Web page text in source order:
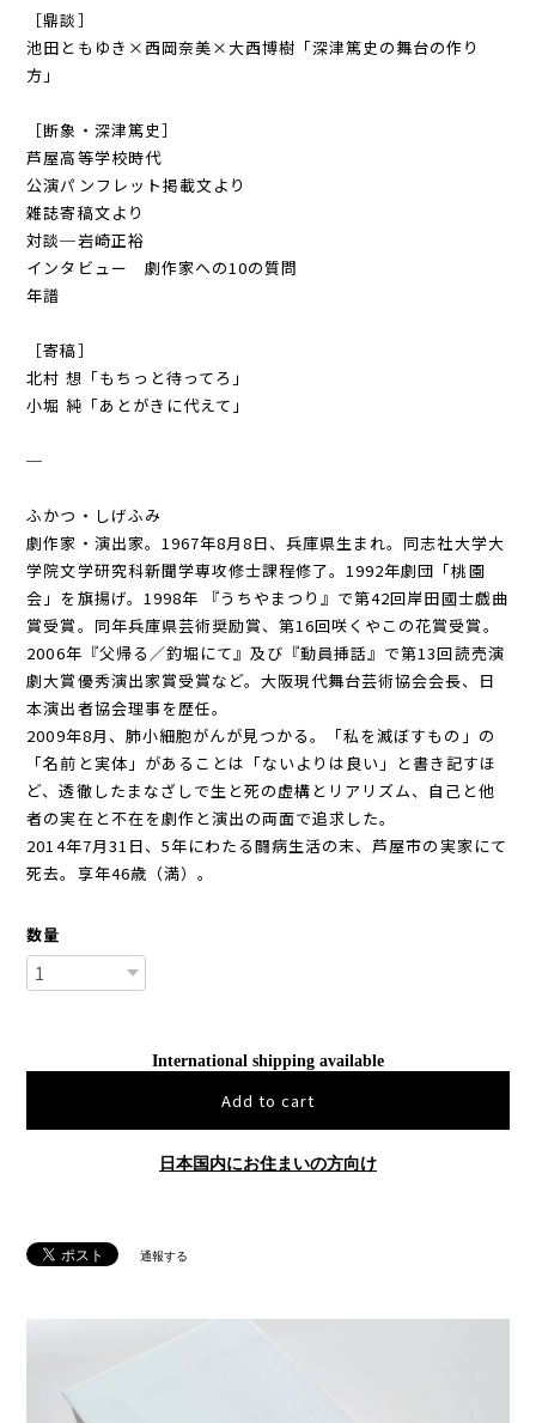
［鼎談］
池田ともゆき×西岡奈美×大西博樹「深津篤史の舞台の作り
方」
［断象・深津篤史］
芦屋高等学校時代
公演パンフレット掲載文より
雑誌寄稿文より
対談─岩崎正裕
インタビュー 劇作家への10の質問
年譜
［寄稿］
北村 想「もちっと待ってろ」
小堀 純「あとがきに代えて」
─
ふかつ・しげふみ
劇作家・演出家。1967年8月8日、兵庫県生まれ。同志社大学大
学院文学研究科新聞学専攻修士課程修了。1992年劇団「桃園
会」を旗揚げ。1998年 『うちやまつり』で第42回岸田國士戯曲
賞受賞。同年兵庫県芸術奨励賞、第16回咲くやこの花賞受賞。
2006年『父帰る／釣堀にて』及び『動員挿話』で第13回読売演
劇大賞優秀演出家賞受賞など。大阪現代舞台芸術協会会長、日
本演出者協会理事を歴任。
2009年8月、肺小細胞がんが見つかる。「私を滅ぼすもの」の
「名前と実体」があることは「ないよりは良い」と書き記すほ
ど、透徹したまなざしで生と死の虚構とリアリズム、自己と他
者の実在と不在を劇作と演出の両面で追求した。
2014年7月31日、5年にわたる闘病生活の末、芦屋市の実家にて
死去。享年46歳（満）。
数量
International shipping available
Add to cart
日本国内にお住まいの方向け
通報する